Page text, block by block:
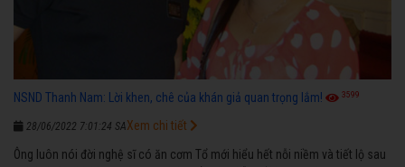
NSND Thanh Nam: Lời khen, chê của khán giả quan trọng lắm! 3599
28/06/2022 7:01:24 SA
Ông luôn nói đời nghệ sĩ có ăn cơm Tổ mới hiểu hết nỗi niềm và tiết lộ sau
Xem chi tiết